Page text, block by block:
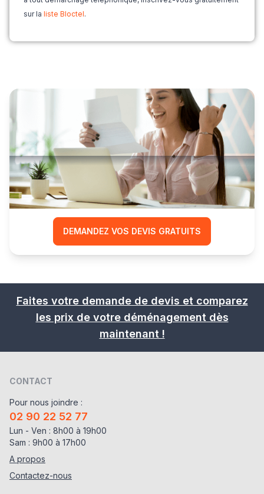
sur la liste Bloctel.
Comparez les prixet réduisez le coût
de votre déménagement
DEMANDEZ VOS DEVIS GRATUITS
Faites votre demande de devis et comparez
les prix de votre déménagement dès
maintenant !
CONTACT
Pour nous joindre :
02 90 22 52 77
Lun - Ven : 8h00 à 19h00
Sam : 9h00 à 17h00
A propos
Contactez-nous